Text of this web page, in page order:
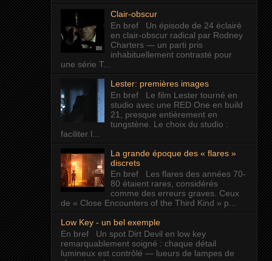
Clair-obscur
En bref Un épisode de 24 éclairé
en clair-obscur radical par Rodney
Charters — un parti pris
inhabituellement contrasté pour
une série T...
Lester: premières images
En bref Le film Lester tourné en
studio avec une RED One en build
21, presque entièrement en
tungstène. Le choix du studio :
faciliter l...
La grande époque des « flares »
discrets
En bref Les flares des années 70-
80 étaient rares, considérés
comme des erreurs graves. Ceux
de « Close Encounters of the Third Kind » p...
Low Key - un bel exemple
En bref Un spot Dirt Devil en low key
remarquablement soigné : chaque détail
lumineux est contrôlé — lueurs de lampes de